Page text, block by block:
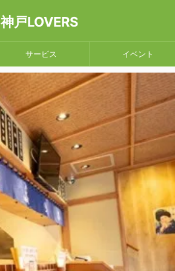
神戸LOVERS
サービス イベント